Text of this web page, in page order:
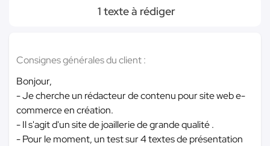
1 texte à rédiger
Consignes générales du client :
Bonjour,
- Je cherche un rédacteur de contenu pour site web e-
commerce en création.
- Il s'agit d'un site de joaillerie de grande qualité .
- Pour le moment, un test sur 4 textes de présentation